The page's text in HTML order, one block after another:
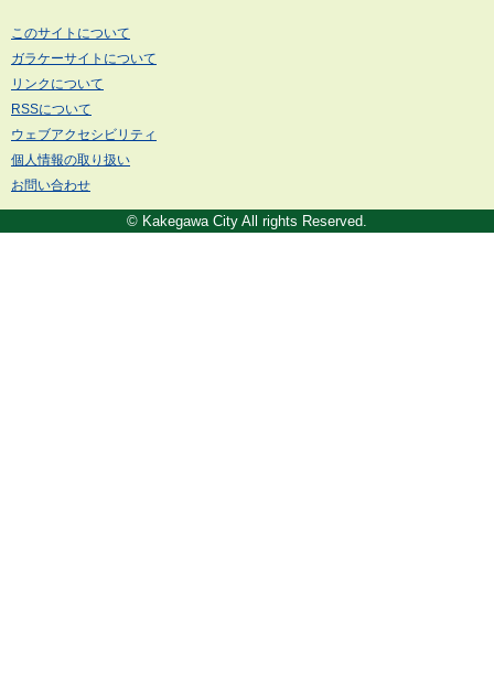
このサイトについて
ガラケーサイトについて
リンクについて
RSSについて
ウェブアクセシビリティ
個人情報の取り扱い
お問い合わせ
© Kakegawa City All rights Reserved.